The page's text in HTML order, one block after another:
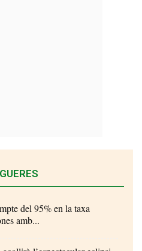
del 95% en la taxa
amb...